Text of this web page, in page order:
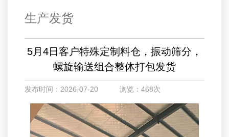
生产发货
5月4日客户特殊定制料仓，振动筛分，
螺旋输送组合整体打包发货
发布时间：2026-07-20 浏览：468次